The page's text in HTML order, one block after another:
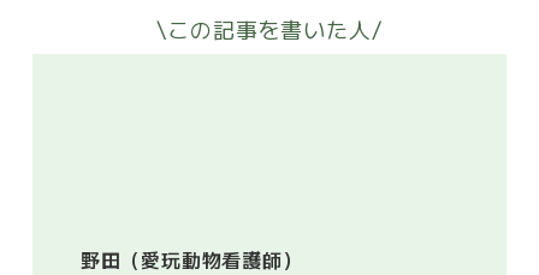
\この記事を書いた人/
野田（愛玩動物看護師）